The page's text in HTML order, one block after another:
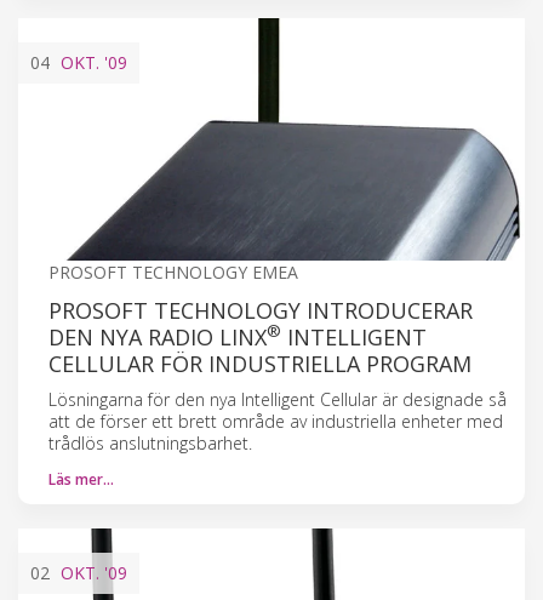
04 OKT. '09
PROSOFT TECHNOLOGY EMEA
PROSOFT TECHNOLOGY INTRODUCERAR
DEN NYA RADIO LINX® INTELLIGENT
CELLULAR FÖR INDUSTRIELLA PROGRAM
Lösningarna för den nya Intelligent Cellular är designade så
att de förser ett brett område av industriella enheter med
trådlös anslutningsbarhet.
Läs mer…
02 OKT. '09